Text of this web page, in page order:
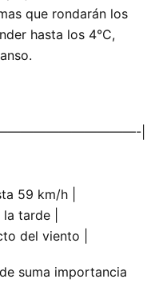
que rondarán los
hasta los 4°C,
|
59 km/h |
tarde |
del viento |
suma importancia